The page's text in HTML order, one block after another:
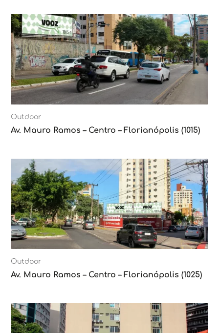
Outdoor
Av. Mauro Ramos – Centro – Florianópolis (1015)
Outdoor
Av. Mauro Ramos – Centro – Florianópolis (1025)